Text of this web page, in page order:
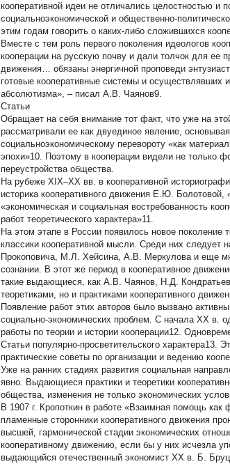
кооперативной идеи не отличались целостностью
социальноэкономической и общественно-
этим годам говорить о каких-либо сложившихся
Вместе с тем роль первого поколения идеологов
кооперации на русскую почву и дали толчок для ее
движения… обязаны энергичной проповеди
готовые кооперативные системы и осуществлявших
абсолютизма», – писал А.В. Чаянов9.
Статьи
Обращает на себя внимание тот факт, что уже на
рассматривали ее как двуединое явление,
социальноэкономическому перевороту «как
эпохи»10. Поэтому в кооперации видели не только
переустройства общества.
На рубеже ХIХ–ХХ вв. в кооперативной
историка кооперативного движения Е.Ю. Болотовой,
«экономическая и социальная востребованность
работ теоретического характера»11.
На этом этапе в России появилось новое поколение
классики кооперативной мысли. Среди них
Прокоповича, М.Л. Хейсина, А.В. Меркулова и еще
сознании. В этот же период в кооперативное
такие выдающиеся, как А.В. Чаянов, Н.Д.
теоретиками, но и практиками кооперативного
Появление работ этих авторов было вызвано
социально-экономических проблем. С начала ХХ в.
работы по теории и истории кооперации12.
Статьи популярно-просветительского характера13.
практические советы по организации и ведению
Уже на ранних стадиях развития социальная
явно. Выдающиеся практики и теоретики
общества, изменения не только экономических
В 1907 г. Кропоткин в работе «Взаимная помощь
пламенные сторонники кооперативного движения
высшей, гармонической стадии экономических
кооперативному движению, если бы у них исчезла
выдающийся отечественный экономист ХХ в. Б.